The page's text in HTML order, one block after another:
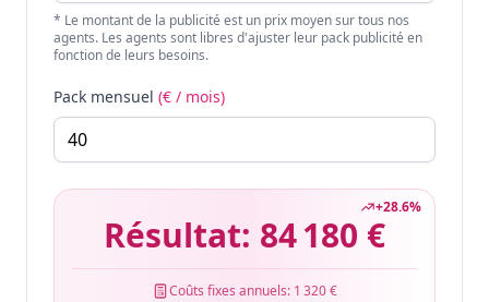
* Le montant de la publicité est un prix moyen sur tous nos
agents. Les agents sont libres d'ajuster leur pack publicité en
fonction de leurs besoins.
Pack mensuel (€ / mois)
+28.6%
Résultat: 84 180 €
Coûts fixes annuels: 1 320 €